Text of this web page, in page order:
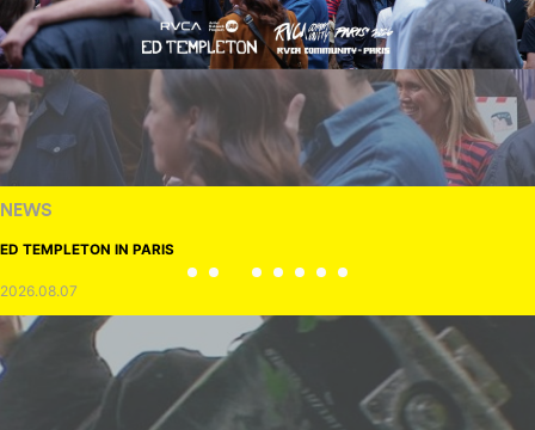
NEWS
ED TEMPLETON IN PARIS
2026.08.07